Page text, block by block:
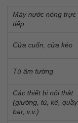
Máy nước nóng trực
tiếp
Cửa cuốn, cửa kéo
Tủ âm tường
Các thiết bị nội thât
(giường, tủ, kê, quầy
bar,.v.v.)